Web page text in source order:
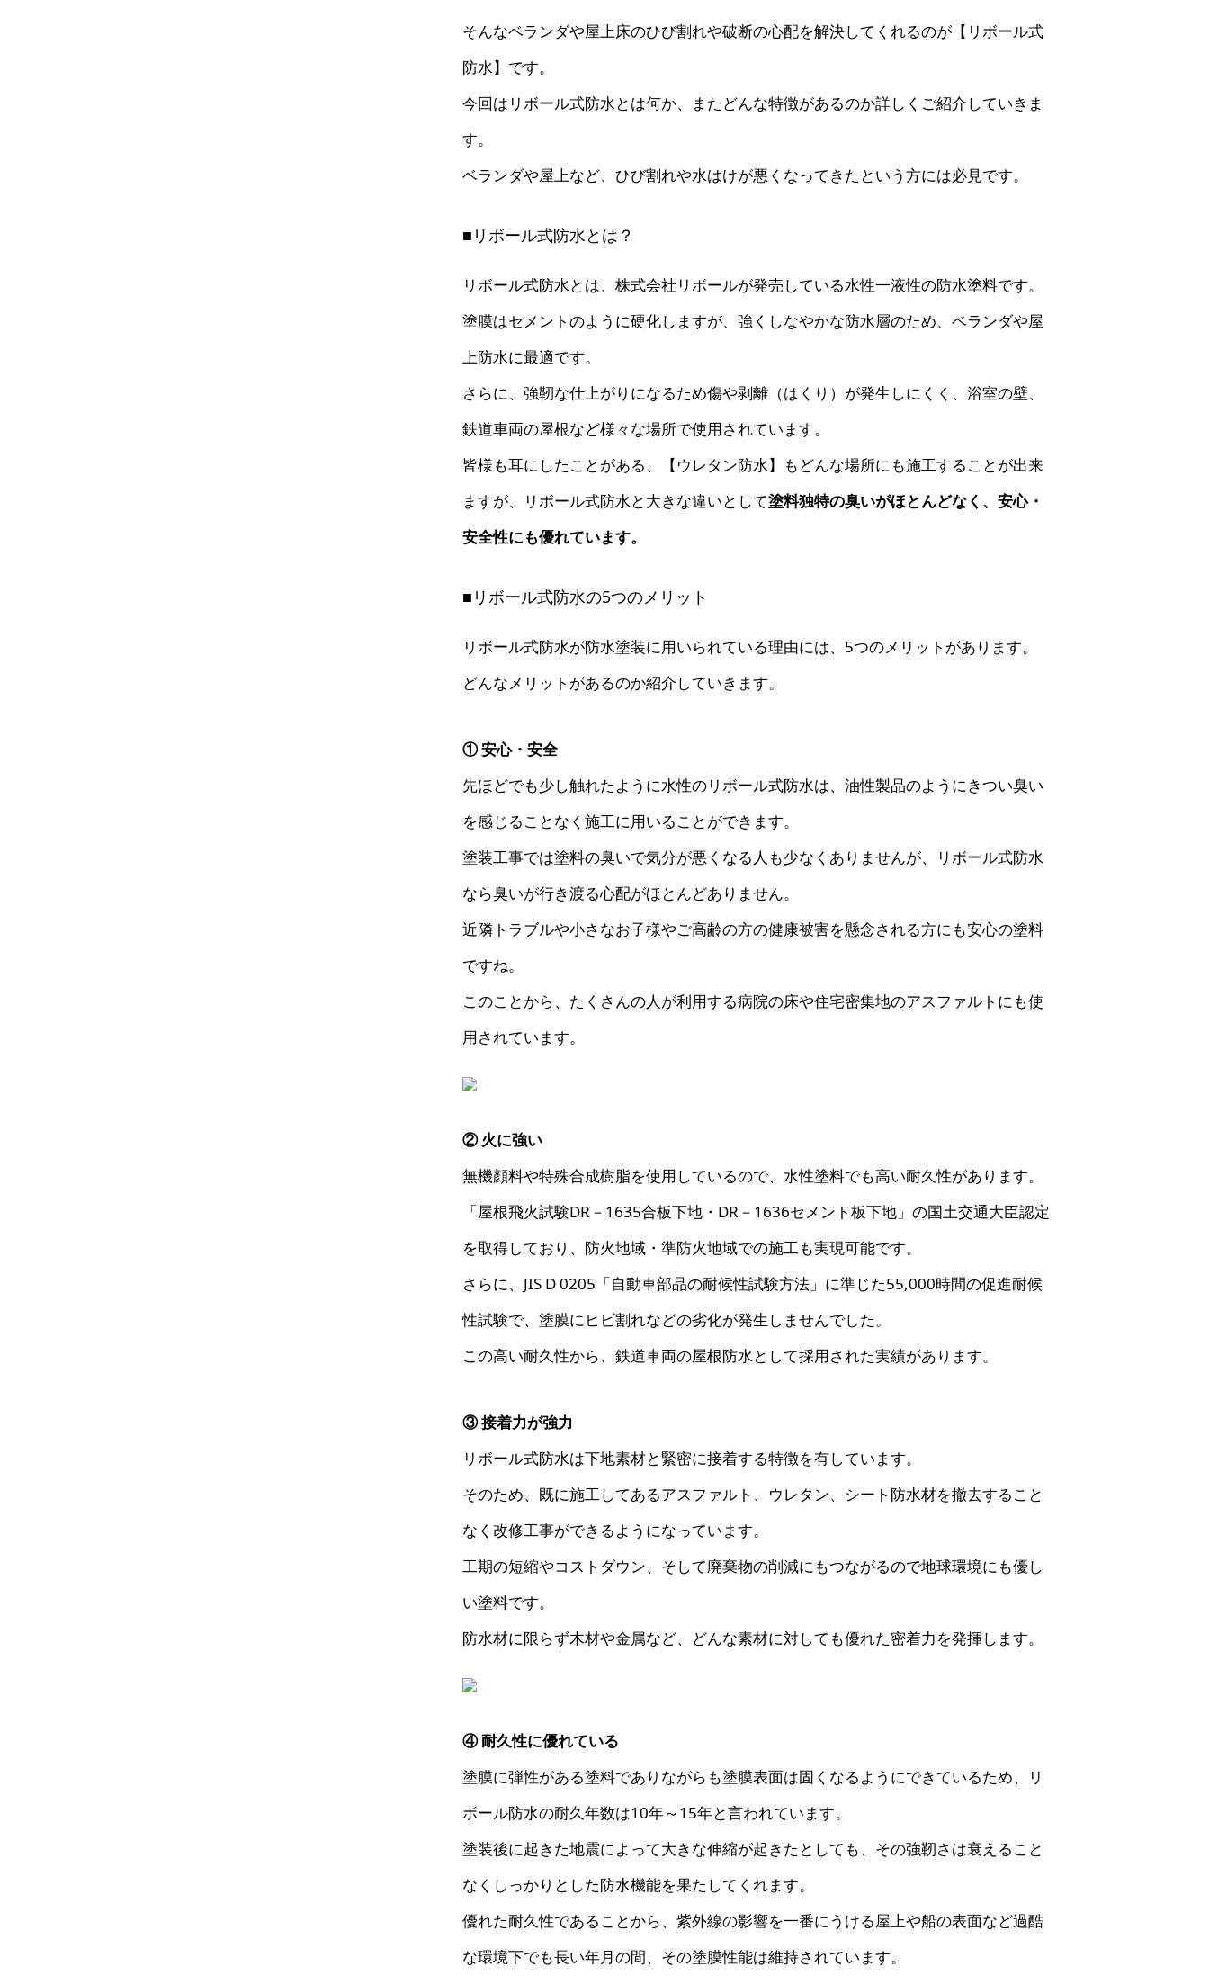
そんなベランダや屋上床のひび割れや破断の心配を解決してくれるのが【リボール式
防水】です。
今回はリボール式防水とは何か、またどんな特徴があるのか詳しくご紹介していきま
す。
ベランダや屋上など、ひび割れや水はけが悪くなってきたという方には必見です。
■リボール式防水とは？
リボール式防水とは、株式会社リボールが発売している水性一液性の防水塗料です。
塗膜はセメントのように硬化しますが、強くしなやかな防水層のため、ベランダや屋
上防水に最適です。
さらに、強靭な仕上がりになるため傷や剥離（はくり）が発生しにくく、浴室の壁、
鉄道車両の屋根など様々な場所で使用されています。
皆様も耳にしたことがある、【ウレタン防水】もどんな場所にも施工することが出来
ますが、リボール式防水と大きな違いとして塗料独特の臭いがほとんどなく、安心・
安全性にも優れています。
■リボール式防水の5つのメリット
リボール式防水が防水塗装に用いられている理由には、5つのメリットがあります。
どんなメリットがあるのか紹介していきます。
① 安心・安全
先ほどでも少し触れたように水性のリボール式防水は、油性製品のようにきつい臭い
を感じることなく施工に用いることができます。
塗装工事では塗料の臭いで気分が悪くなる人も少なくありませんが、リボール式防水
なら臭いが行き渡る心配がほとんどありません。
近隣トラブルや小さなお子様やご高齢の方の健康被害を懸念される方にも安心の塗料
ですね。
このことから、たくさんの人が利用する病院の床や住宅密集地のアスファルト にも使
用されています。
② 火に強い
無機顔料や特殊合成樹脂を使用しているので、水性塗料でも高い耐久性があります。
「屋根飛火試験DR－1635合板下地・DR－1636セメント板下地」の国土交通大臣認定
を取得しており、防火地域・準防火地域での施工も実現可能です。
さらに、JIS D 0205「自動車部品の耐候性試験方法」に準じた55,000時間の促進耐候
性試験で、塗膜にヒビ割れなどの劣化が発生しませんでした。
この高い耐久性から、鉄道車両の屋根防水として採用された実績があります。
③ 接着力が強力
リボール式防水は下地素材と緊密に接着する特徴を有しています。
そのため、既に施工してあるアスファルト、ウレタン、シート防水材を撤去すること
なく改修工事ができるようになっています。
工期の短縮やコストダウン、そして廃棄物の削減にもつながるので地球環境にも優し
い塗料です。
防水材に限らず木材や金属など、どんな素材に対しても優れた密着力を発揮します。
④ 耐久性に優れている
塗膜に弾性がある塗料でありながらも塗膜表面は固くなるようにできているため、リ
ボール防水の耐久年数は10年～15年と言われています。
塗装後に起きた地震によって大きな伸縮が起きたとしても、その強靭さは衰えること
なくしっかりとした防水機能を果たしてくれます。
優れた耐久性であることから、紫外線の影響を一番にうける屋上や船の表面など過酷
な環境下でも長い年月の間、その塗膜性能は維持されています。